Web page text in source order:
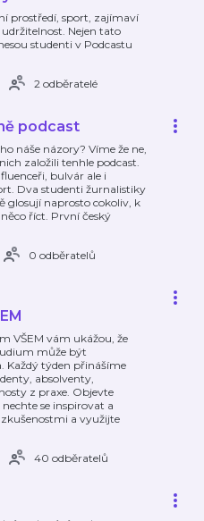
prostředí, sport, zajímaví
Nejen tato
studenti v Podcastu
2 odběratelé
podcast
náše názory? Víme že ne,
založili tenhle podcast.
bulvár ale i
Dva studenti žurnalistiky
glosují naprosto cokoliv, k
říct. První český
0 odběratelů
VŠEM vám ukážou, že
může být
Každý týden přinášíme
absolventy,
z praxe. Objevte
se inspirovat a
a využijte
40 odběratelů